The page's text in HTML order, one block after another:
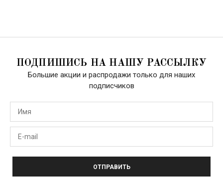
ПОДПИШИСЬ НА НАШУ РАССЫЛКУ
Большие акции и распродажи только для наших
подписчиков
ОТПРАВИТЬ